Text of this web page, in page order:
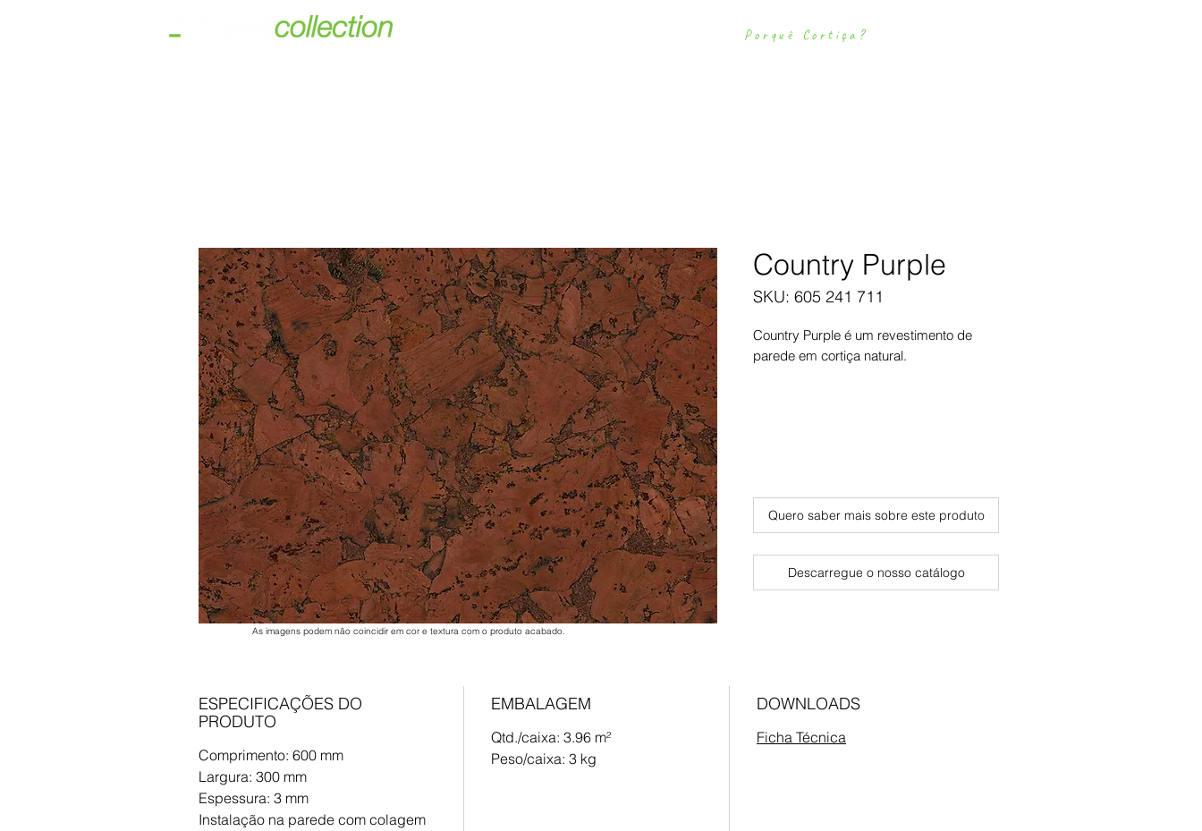
Porquê Cortiça?
Country Purple
SKU: 605 241 711
Country Purple é um revestimento de
parede em cortiça natural.
ESPECIFICAÇÕES DO
PRODUTO
Comprimento: 600 mm
Largura: 300 mm
Espessura: 3 mm
Instalação na parede com colagem
EMBALAGEM
Qtd./caixa: 3.96 m²
Peso/caixa: 3 kg
DOWNLOADS
Ficha Técnica
Quero saber mais sobre este produto
Descarregue o nosso catálogo
As imagens podem não coincidir em cor e textura com o produto acabado.